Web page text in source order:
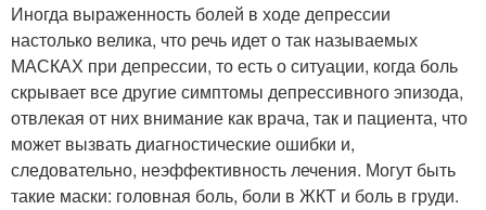
Иногда выраженность болей в ходе депрессии
настолько велика, что речь идет о так называемых
МАСКАХ при депрессии, то есть о ситуации, когда боль
скрывает все другие симптомы депрессивного эпизода,
отвлекая от них внимание как врача, так и пациента, что
может вызвать диагностические ошибки и,
следовательно, неэффективность лечения. Могут быть
такие маски: головная боль, боли в ЖКТ и боль в груди.